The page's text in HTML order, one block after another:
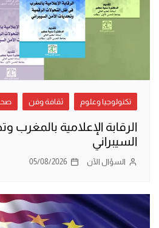
تكنولوجيا وعلوم ثقافة وفن
الرقابة الإعلامية بالمغرب
السيبراني
السؤال الآن 05/08/2026